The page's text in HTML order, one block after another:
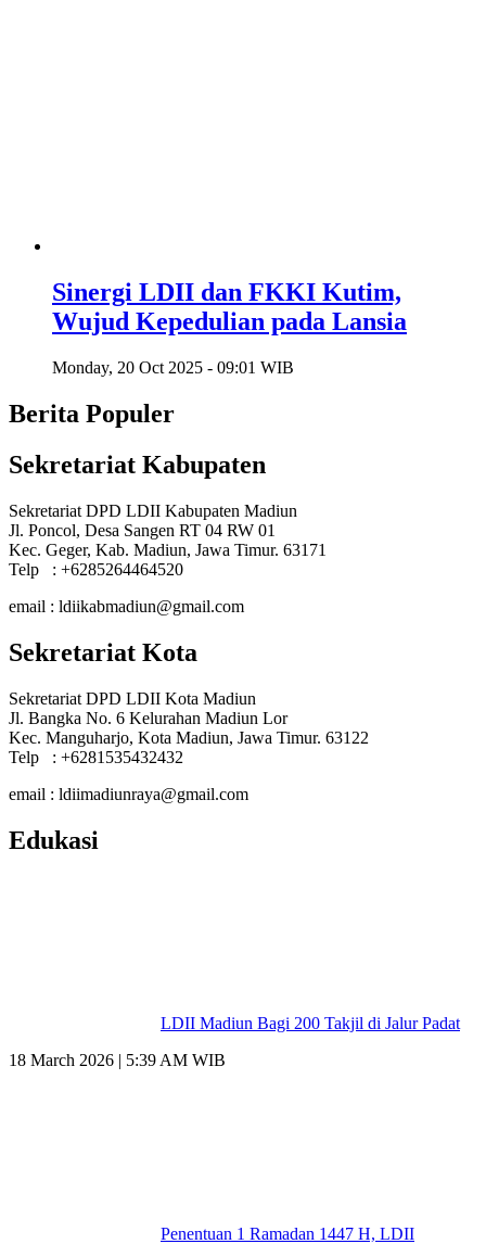
Sinergi LDII dan FKKI Kutim,
Wujud Kepedulian pada Lansia
Monday, 20 Oct 2025 - 09:01 WIB
Berita Populer
Sekretariat Kabupaten
Sekretariat DPD LDII Kabupaten Madiun
Jl. Poncol, Desa Sangen RT 04 RW 01
Kec. Geger, Kab. Madiun, Jawa Timur. 63171
Telp : +6285264464520
email : ldiikabmadiun@gmail.com
Sekretariat Kota
Sekretariat DPD LDII Kota Madiun
Jl. Bangka No. 6 Kelurahan Madiun Lor
Kec. Manguharjo, Kota Madiun, Jawa Timur. 63122
Telp : +6281535432432
email : ldiimadiunraya@gmail.com
Edukasi
LDII Madiun Bagi 200 Takjil di Jalur Padat
18 March 2026 | 5:39 AM WIB
Penentuan 1 Ramadan 1447 H, LDII